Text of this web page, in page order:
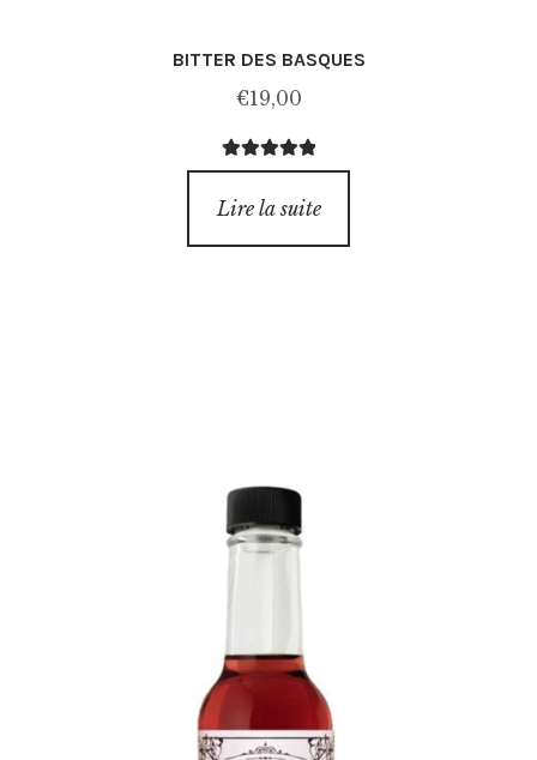
BITTER DES BASQUES
€19,00
Note5.00sur
5
Lire la suite